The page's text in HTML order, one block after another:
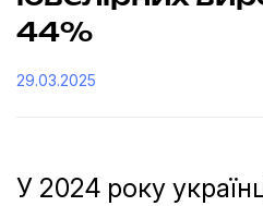
44%
29.03.2025
У 2024 року